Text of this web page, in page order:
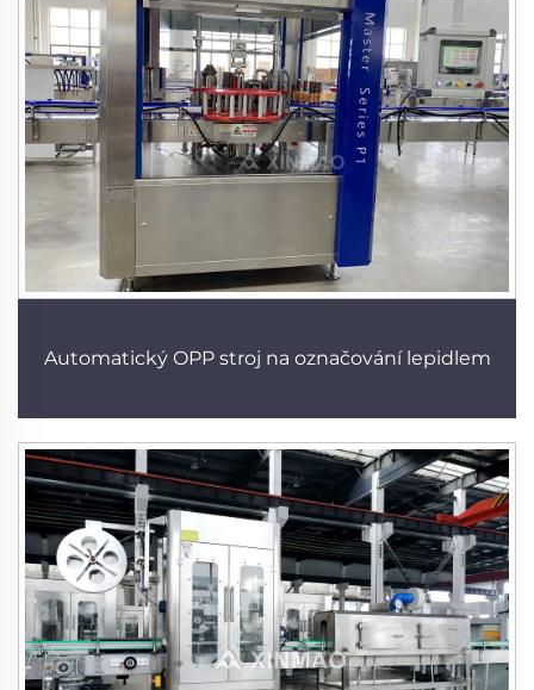
Automatický OPP stroj na označování lepidlem